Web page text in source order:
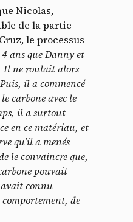
Nicolas,
de la partie
le processus
ans que Danny et
Il ne roulait alors
il a commencé
carbone avec le
il a surtout
en ce matériau, et
qu’il a menés
le convaincre que,
pouvait
avait connu
comportement, de